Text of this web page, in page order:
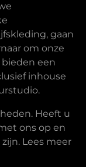
gaan
om onze
een
inhouse
Heeft u
ons op en
Lees meer